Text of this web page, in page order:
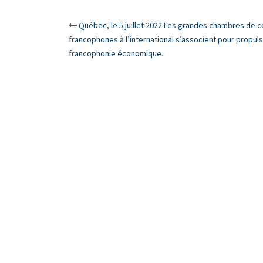
Post
navigation
Québec, le 5 juillet 2022 Les grandes chambres de
francophones à l’international s’associent pour
francophonie économique.